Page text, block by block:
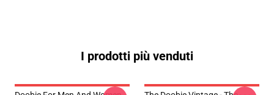
I prodotti più venduti